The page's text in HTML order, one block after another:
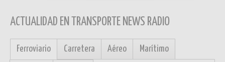
ACTUALIDAD EN TRANSPORTE NEWS RADIO
Ferroviario Carretera Aéreo Marítimo